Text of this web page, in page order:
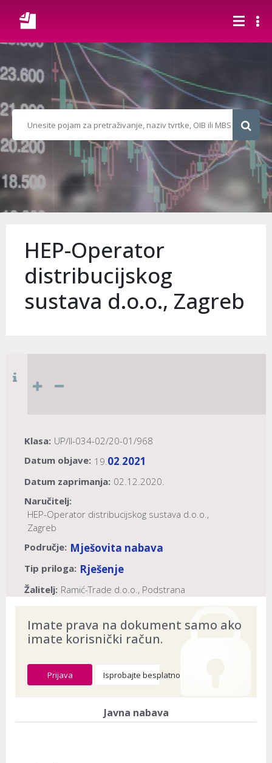
HEP-Operator
distribucijskog
sustava d.o.o., Zagreb
Klasa: UP/II-034-02/20-01/968
Datum objave: 19.02.2021
Datum zaprimanja: 02.12.2020.
Naručitelj:
HEP-Operator distribucijskog sustava d.o.o.,
Zagreb
Područje: Mješovita nabava
Tip priloga: Rješenje
Žalitelj: Ramić-Trade d.o.o., Podstrana
HEP-Operator distribucijskog sustava d.o.o.,
Zagreb
Imate prava na dokument samo ako
imate korisnički račun.
Prijava Isprobajte besplatno
Javna nabava